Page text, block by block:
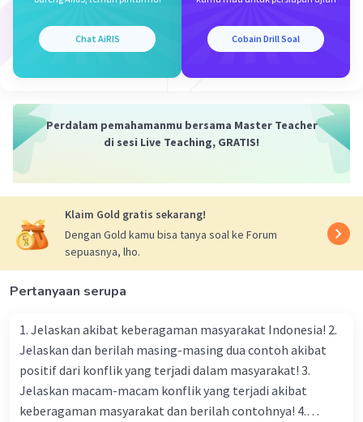
terkait dan mendukung dalam membentuk
adalah sumber motivasi, inspirasi, pedoman
berperilaku, dan sekaligus tolak ukur
dalam kehidupan sehari-hari, termasuk dalam
semua kegiatan dan aktivitas di berbagai bidang.
Selain menjadi ciri khas bangsa dan simbol
persatuan, Pancasila mengikat keberagaman
serta menentukan arah pembangunan nasional
sesuai dengan kepribadian dan aspirasi bangsa
Beri Rating· 0.0(0) Balas
Chat AiRIS Cobain Drill Soal
Perdalam pemahamanmu bersama Master Teacher
di sesi Live Teaching, GRATIS!
Klaim Gold gratis sekarang!
Dengan Gold kamu bisa tanya soal ke Forum
sepuasnya, lho.
Pertanyaan serupa
1. Jelaskan akibat keberagaman masyarakat Indonesia! 2.
Jelaskan dan berilah masing-masing dua contoh akibat
positif dari konflik yang terjadi dalam masyarakat! 3.
Jelaskan macam-macam konflik yang terjadi akibat
keberagaman masyarakat dan berilah contohnya! 4.